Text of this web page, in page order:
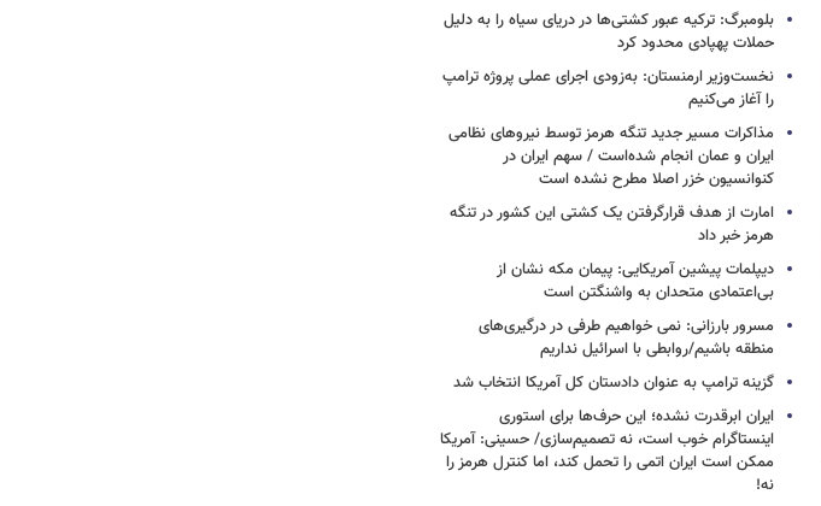
بلومبرگ: ترکیه عبور کشتی‌ها در دریای سیاه را به دلیل
حملات پهپادی محدود کرد
نخست‌وزیر ارمنستان: به‌زودی اجرای عملی پروژه ترامپ
را آغاز می‌کنیم
مذاکرات مسیر جدید تنگه هرمز توسط نیروهای نظامی
ایران و عمان انجام شده‌است / سهم ایران در
کنوانسیون خزر اصلا مطرح نشده است
امارت از هدف قرارگرفتن یک کشتی این کشور در تنگه
هرمز خبر داد
دیپلمات پیشین آمریکایی: پیمان مکه نشان از
بی‌اعتمادی متحدان به واشنگتن است
مسرور بارزانی: نمی خواهیم طرفی در درگیری‌های
منطقه باشیم/روابطی با اسرائیل نداریم
گزینه ترامپ به عنوان دادستان کل آمریکا انتخاب شد
ایران ابرقدرت نشده؛ این حرف‌ها برای استوری
اینستاگرام خوب است، نه تصمیم‌سازی/ حسینی: آمریکا
ممکن است ایران اتمی را تحمل کند، اما کنترل هرمز را
نه!